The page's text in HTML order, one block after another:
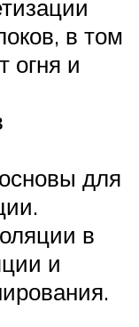
в том
огня и
для
в
и